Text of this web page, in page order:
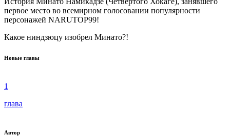
первое место во всемирном голосовании популярности
персонажей NARUTOP99!
Какое ниндзюцу изобрел Минато?!
Новые главы
1
глава
Автор